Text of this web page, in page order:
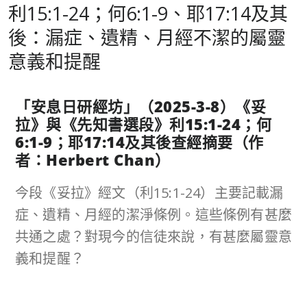
利15:1-24；何6:1-9、耶17:14及其
後：漏症、遺精、月經不潔的屬靈
意義和提醒
「安息日研經坊」（2025-3-8）《妥
拉》與《先知書選段》利15:1-24 ；何
6:1-9 ；耶17:14及其後查經摘要（作
者： Herbert Chan）
今段《妥拉》經文（利15:1-24）主要記載漏
症、遺精、月經的潔淨條例。這些條例有甚麼
共通之處？對現今的信徒來說，有甚麼屬靈意
義和提醒？